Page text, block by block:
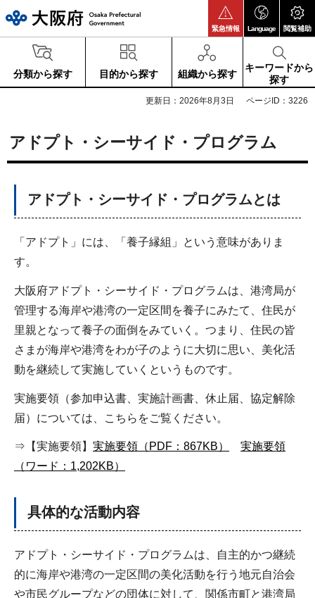
緊急情報 Language 閲覧補助
分類から探す 目的から探す 組織から探す
キーワードから
探す
更新日：2026年8月3日 ページID：3226
アドプト・シーサイド・プログラム
アドプト・シーサイド・プログラムとは
「アドプト」には、「養子縁組」という意味がありま
す。
大阪府アドプト・シーサイド・プログラムは、港湾局が
管理する海岸や港湾の一定区間を養子にみたて、住民が
里親となって養子の面倒をみていく。つまり、住民の皆
さまが海岸や港湾をわが子のように大切に思い、美化活
動を継続して実施していくというものです。
実施要領（参加申込書、実施計画書、休止届、協定解除
届）については、こちらをご覧ください。
⇒【実施要領】 実施要領（PDF：867KB）
実施要領
（ワード：1,202KB）
具体的な活動内容
アドプト・シーサイド・プログラムは、自主的かつ継続
的に海岸や港湾の一定区間の美化活動を行う地元自治会
や市民グループなどの団体に対して、関係市町と港湾局